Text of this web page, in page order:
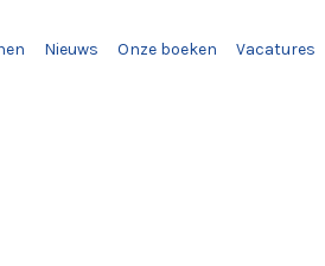
Nieuws Onze boeken Vacatures